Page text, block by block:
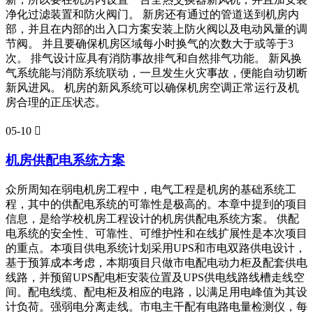
净化过滤装置和防火阀门。 新房还有通过的管道送到机房内
部，并且在内部的出入口方案安装上防火阀以及电动风量的调
节阀。 并且要确保机房区域每小时换气的次数大于或等于3
次。 排气设计应具有消防事故排气和自然排气功能。 新风换
气系统能与消防系统联动，一旦发生火灾事故，便能自动切断
新风进风。 机房的新风系统可以确保机房空调正常运行及机
房合理的正压状态。
05-10 
机房供配电系统方案
众所周知在弱电机房工程中，电气工程是机房的基础系统工
程，其中的供配电系统的可靠性是极高的。本章中提到的项目
信息，是给学校机房工程设计的机房供配电系统方案。 供配
电系统的安全性、可靠性、可维护性和在线扩展性是本次项目
的重点。本项目供电系统计划采用UPS和市电双路供电设计，
基于预算成本考虑，本期项目只做市电配电动力柜及配套供电
线路，并预留UPS配电柜安装位置及UPS供电线路线槽走线空
间。配电线缆、配电柜及相应的电路，以满足用电峰值为其设
计负荷。强弱电分离走线。市电主干配有电路电量检测仪，每